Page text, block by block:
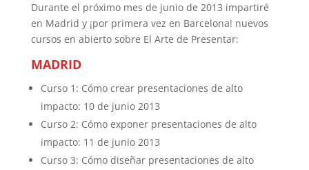
Durante el próximo mes de junio de 2013 impartiré
en Madrid y ¡por primera vez en Barcelona! nuevos
cursos en abierto sobre El Arte de Presentar:
MADRID
Curso 1: Cómo crear presentaciones de alto
impacto: 10 de junio 2013
Curso 2: Cómo exponer presentaciones de alto
impacto: 11 de junio 2013
Curso 3: Cómo diseñar presentaciones de alto